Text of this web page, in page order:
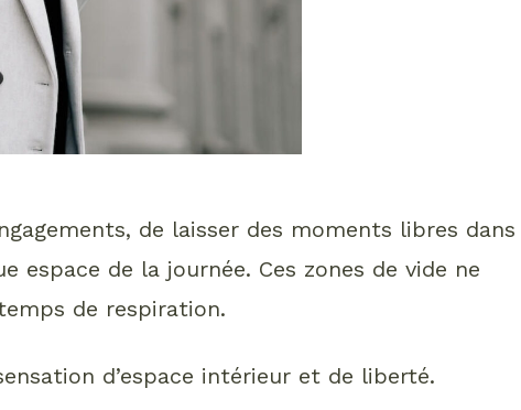
de laisser des moments libres dans
espace de la journée. Ces zones de vide ne
de respiration.
d’espace intérieur et de liberté.